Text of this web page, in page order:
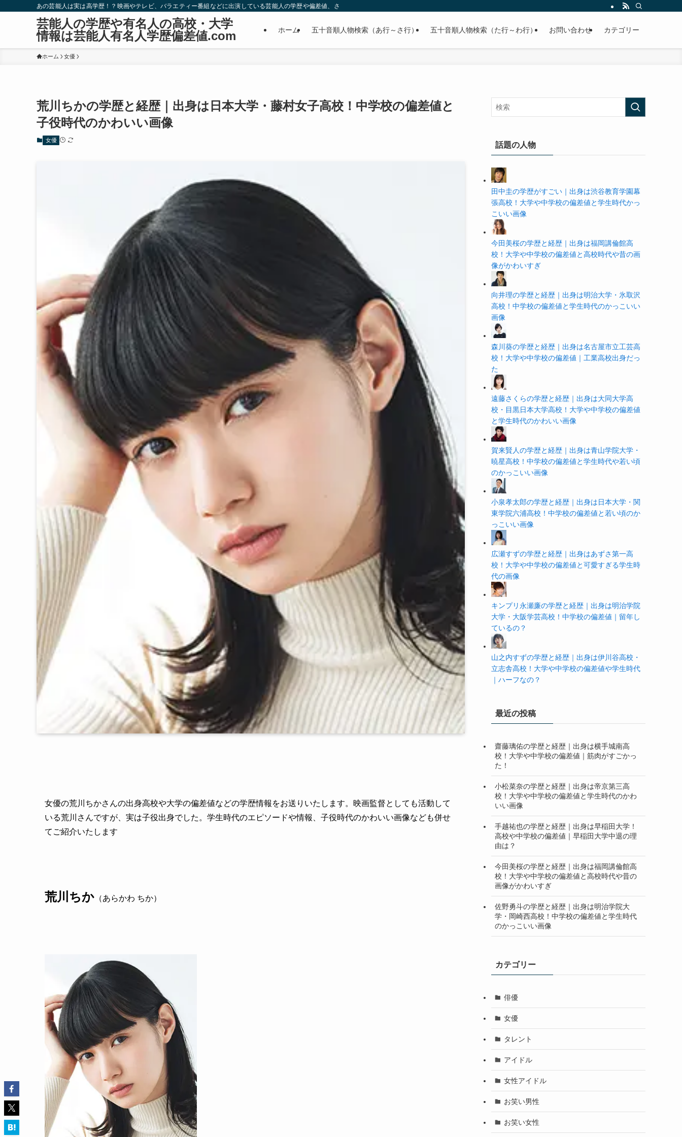
あの芸能人は実は高学歴！？映画やテレビ、バラエティー番組などに出演している芸能人の学歴や偏差値、さらに政治家やスポーツ選手などの有名人の学歴や高校・大学の偏差値まで紹介していきます。
芸能人の学歴や有名人の高校・大学
情報は芸能人有名人学歴偏差値.com
ホーム 五十音順人物検索（あ行～さ行） 五十音順人物検索（た行～わ行） お問い合わせ カテゴリー
ホーム 女優
荒川ちかの学歴と経歴｜出身は日本大学・藤村女子高校！中学校の偏差値と
子役時代のかわいい画像
女優
女優の荒川ちかさんの出身高校や大学の偏差値などの学歴情報をお送りいたします。映画監督としても活動して
いる荒川さんですが、実は子役出身でした。学生時代のエピソードや情報、子役時代のかわいい画像なども併せ
てご紹介いたします
荒川ちか （あらかわ ちか）
話題の人物
田中圭の学歴がすごい｜出身は渋谷教育学園幕
張高校！大学や中学校の偏差値と学生時代かっ
こいい画像
今田美桜の学歴と経歴｜出身は福岡講倫館高
校！大学や中学校の偏差値と高校時代や昔の画
像がかわいすぎ
向井理の学歴と経歴｜出身は明治大学・氷取沢
高校！中学校の偏差値と学生時代のかっこいい
画像
森川葵の学歴と経歴｜出身は名古屋市立工芸高
校！大学や中学校の偏差値｜工業高校出身だっ
た
遠藤さくらの学歴と経歴｜出身は大同大学高
校・目黒日本大学高校！大学や中学校の偏差値
と学生時代のかわいい画像
賀来賢人の学歴と経歴｜出身は青山学院大学・
暁星高校！中学校の偏差値と学生時代や若い頃
のかっこいい画像
小泉孝太郎の学歴と経歴｜出身は日本大学・関
東学院六浦高校！中学校の偏差値と若い頃のか
っこいい画像
広瀬すずの学歴と経歴｜出身はあずさ第一高
校！大学や中学校の偏差値と可愛すぎる学生時
代の画像
キンプリ永瀬廉の学歴と経歴｜出身は明治学院
大学・大阪学芸高校！中学校の偏差値｜留年し
ているの？
山之内すずの学歴と経歴｜出身は伊川谷高校・
立志舎高校！大学や中学校の偏差値や学生時代
｜ハーフなの？
最近の投稿
齋藤璃佑の学歴と経歴｜出身は横手城南高
校！大学や中学校の偏差値｜筋肉がすごかっ
た！
小松菜奈の学歴と経歴｜出身は帝京第三高
校！大学や中学校の偏差値と学生時代のかわ
いい画像
手越祐也の学歴と経歴｜出身は早稲田大学！
高校や中学校の偏差値｜早稲田大学中退の理
由は？
今田美桜の学歴と経歴｜出身は福岡講倫館高
校！大学や中学校の偏差値と高校時代や昔の
画像がかわいすぎ
佐野勇斗の学歴と経歴｜出身は明治学院大
学・岡崎西高校！中学校の偏差値と学生時代
のかっこいい画像
カテゴリー
俳優
女優
タレント
アイドル
女性アイドル
お笑い男性
お笑い女性